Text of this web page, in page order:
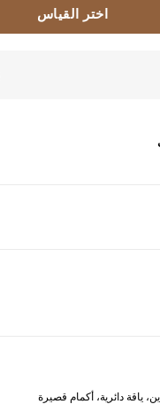
اختر القياس
ياقة دائرية، أكمام قصيرة